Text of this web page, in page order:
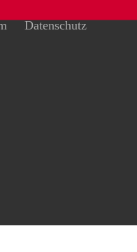
Datenschutz